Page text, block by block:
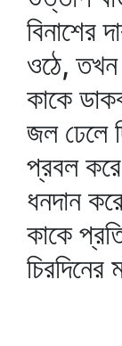
বিনাশের
ওঠে,
কাকে
জল ঢেলে
প্রবল
ধনদান
কাকে